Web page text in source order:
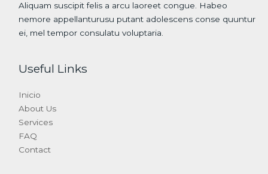
Aliquam suscipit felis a arcu laoreet congue. Habeo
nemore appellanturusu putant adolescens conse quuntur
ei, mel tempor consulatu voluptaria.
Useful Links
Inicio
About Us
Services
FAQ
Contact